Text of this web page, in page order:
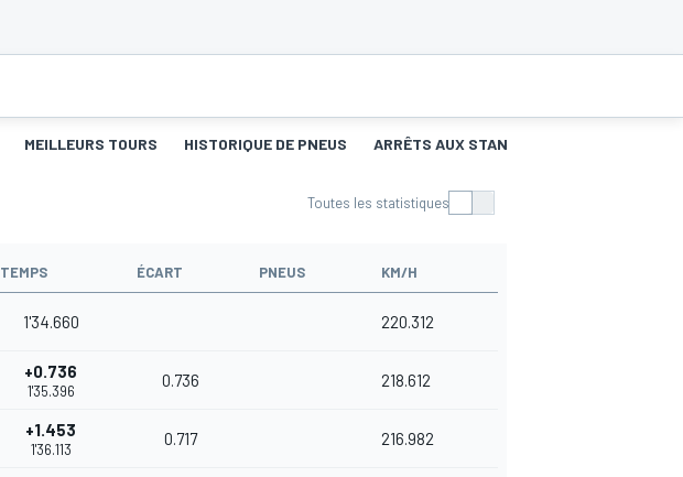
MEILLEURS TOURS HISTORIQUE DE PNEUS ARRÊTS AUX STANDS
Toutes les statistiques
TEMPS ÉCART PNEUS KM/H
1'34.660 220.312
+0.736
1'35.396
0.736 218.612
+1.453
1'36.113
0.717 216.982